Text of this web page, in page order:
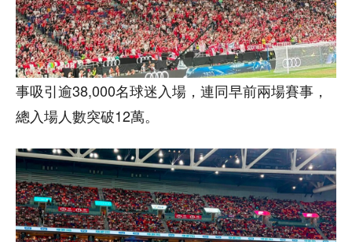
事吸引逾38,000名球迷入場，連同早前兩場賽事，
總入場人數突破12萬。